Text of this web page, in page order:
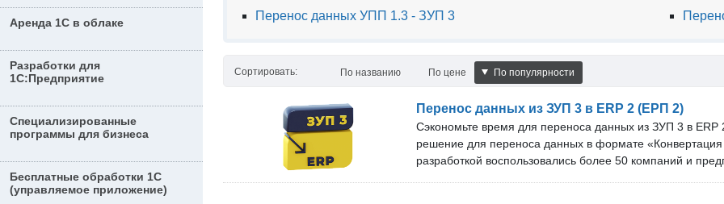
Аренда 1С в облаке
Разработки для
1С:Предприятие
Специализированные
программы для бизнеса
Бесплатные обработки 1С
(управляемое приложение)
Перенос данных УПП 1.3 - ЗУП 3
Сортировать: По названию По цене По популярности
Перенос данных из ЗУП 3 в ERP 2 (ЕРП 2)
Сэкономьте время для переноса данных из ЗУП 3 в ERP
решение для переноса данных в формате
разработкой воспользовались более 50 компаний и